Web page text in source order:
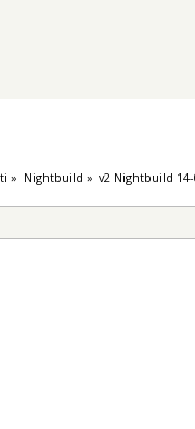
» Nightbuild » v2 Nightbuild